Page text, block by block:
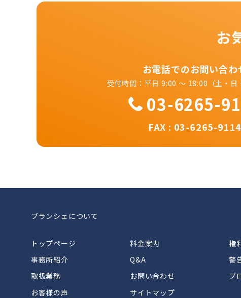
お
お電話でのお問い合わ
受付時間：平日 9:00 ～ 18:00（土・日
03-6265-
FAX : 03-6265-9114
ブランシェについて
トップページ
事務所紹介
取扱業務
お客様の声
料金案内
Q&A
お問い合わせ
サイトマップ
権
警
ブ